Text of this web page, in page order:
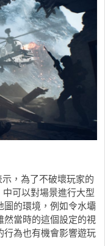
，為了不破壞玩家的
可以對場景進行大型
圖的環境，例如令水壩
然當時的這個設定的視
行為也有機會影響遊玩